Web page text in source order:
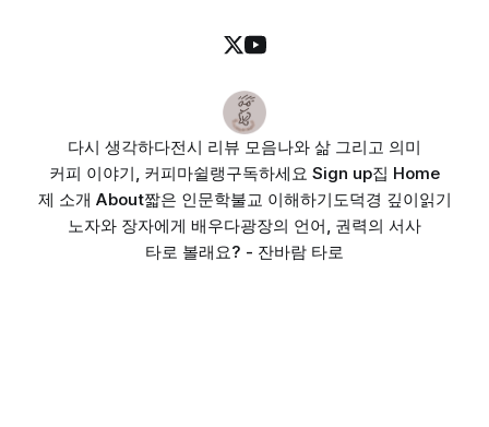
다시 생각하다전시 리뷰 모음나와 삶 그리고 의미
커피 이야기, 커피마쉴랭구독하세요 Sign up집 Home
제 소개 About짧은 인문학불교 이해하기도덕경 깊이읽기
노자와 장자에게 배우다광장의 언어, 권력의 서사
타로 볼래요? - 잔바람 타로